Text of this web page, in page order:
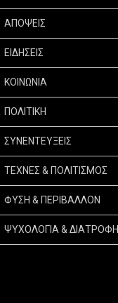
ΑΠΟΨΕΙΣ
ΕΙΔΗΣΕΙΣ
ΚΟΙΝΩΝΙΑ
ΠΟΛΙΤΙΚΗ
ΣΥΝΕΝΤΕΥΞΕΙΣ
ΤΕΧΝΕΣ & ΠΟΛΙΤΙΣΜΟΣ
ΦΥΣΗ & ΠΕΡΙΒΑΛΛΟΝ
ΨΥΧΟΛΟΓΙΑ & ΔΙΑΤΡΟΦΗ